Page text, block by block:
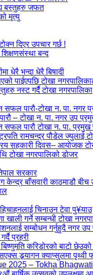
बस्तुहरु जफत
मृत्यु
दिएर उपचार गर्छ !
शिक्षणसंस्था बन्द
धेरै भन्दा धेरै बिषादी
पाईएपछि टोखा
नस्ट गर्दै टोखा नगरपालिका
सफल पारौ-टोखा न. पा. नगर
– टोखा न. पा. नगर उप
सफल पारौ टोखा न. पा.
रामचन्द्र पौडेल ज्युलाई
सहकारी दिवस– आयोजक
टोखा नगरपालिको डोजर
सरकार
केन्द्र बाँसवारी काठमाडौ
चिनाउन टेवा पु¥याउ
गर्ने सम्बन्धी टोखा
सम्बोधन गर्नुहुदै नगर उप
प्रहरी
करिडोरको बाटो छेउको
ड्र्यागन क्याप्सुलमा पृथ्वी
2025 – Tokha